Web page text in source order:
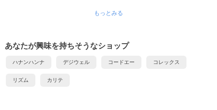
もっとみる
あなたが興味を持ちそうなショップ
ハナンハンナ デジウェル コードエー コレックス
リズム カリテ